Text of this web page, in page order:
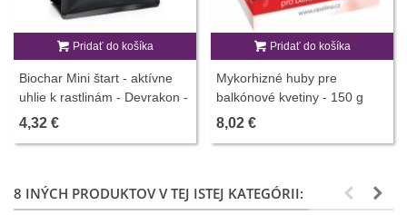
Pridať do košíka
Biochar Mini štart - aktívne
uhlie k rastlinám - Devrakon -
predaj hnojív - 300 ml
4,32 €
Pridať do košíka
Mykorhizné huby pre
balkónové kvetiny - 150 g
8,02 €
8 INÝCH PRODUKTOV V TEJ ISTEJ KATEGÓRII: